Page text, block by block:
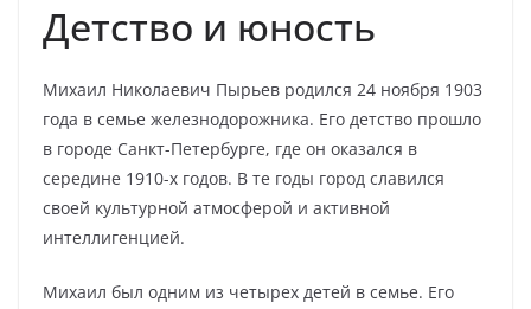
Детство и юность
Михаил Николаевич Пырьев родился 24 ноября 1903
года в семье железнодорожника. Его детство прошло
в городе Санкт-Петербурге, где он оказался в
середине 1910-х годов. В те годы город славился
своей культурной атмосферой и активной
интеллигенцией.
Михаил был одним из четырех детей в семье. Его